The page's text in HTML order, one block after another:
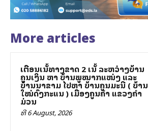
More articles
ເຕືອນເສັ້ນທາງຂາດ 2 ເສັ້ນ ລະຫວ່າງບ້ານ
ຄູນເງິນ ຫາ ບ້ານພູໝາກແໜ່ງ ແລະ
ບ້ານນາຂາມ ໄປຫາ ບ້ານຄູນມະນີ ( ບ້ານ
ໃໝ່ດົງກະແສນ ) ເມືອງຄູນຄຳ ແຂວງຄຳ
ມ່ວນ
ທີ 6 August, 2026